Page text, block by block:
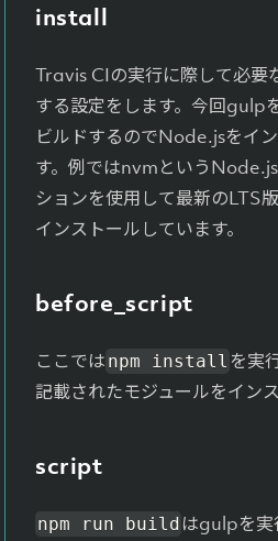
install
Travis CIの実行に際して必要
する設定をします。今回gulp
ビルドするのでNode.jsをイ
す。例ではnvmという
ションを使用して最新のLTS
インストールしています。
before_script
ここでは npm install を実
記載されたモジュールをイン
script
npm run buildはgulpを実